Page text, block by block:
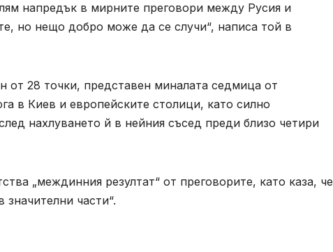
напредък в мирните преговори между Русия и
но нещо добро може да се случи“, написа той в
от 28 точки, представен миналата седмица от
в Киев и европейските столици, като силно
нахлуването й в нейния съсед преди близо четири
„междинния резултат“ от преговорите, като каза, че
части“.